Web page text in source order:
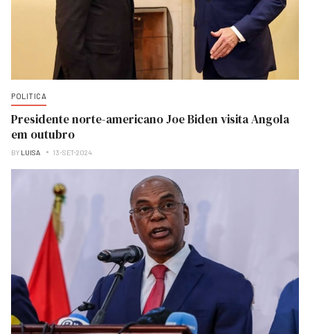
POLITICA
Presidente norte-americano Joe Biden visita Angola
em outubro
BY LUISA 13-SET-2024